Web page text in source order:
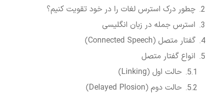
چطور درک استرس لغات را در خود تقویت کنیم؟
استرس جمله در زبان انگلیسی
گفتار متصل (Connected Speech)
انواع گفتار متصل
حالت اول (Linking)
حالت دوم (Delayed Plosion)